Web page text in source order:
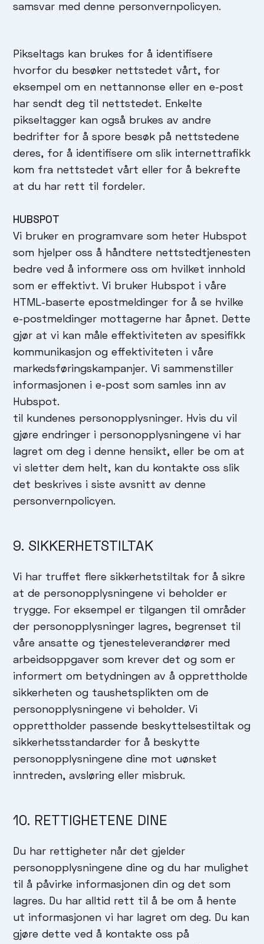
samsvar med denne personvernpolicyen.
Pikseltags kan brukes for å identifisere
hvorfor du besøker nettstedet vårt, for
eksempel om en nettannonse eller en e-post
har sendt deg til nettstedet. Enkelte
pikseltagger kan også brukes av andre
bedrifter for å spore besøk på nettstedene
deres, for å identifisere om slik internettrafikk
kom fra nettstedet vårt eller for å bekrefte
at du har rett til fordeler.
HUBSPOT
Vi bruker en programvare som heter Hubspot
som hjelper oss å håndtere nettstedtjenesten
bedre ved å informere oss om hvilket innhold
som er effektivt. Vi bruker Hubspot i våre
HTML-baserte epostmeldinger for å se hvilke
e-postmeldinger mottagerne har åpnet. Dette
gjør at vi kan måle effektiviteten av spesifikk
kommunikasjon og effektiviteten i våre
markedsføringskampanjer. Vi sammenstiller
informasjonen i e-post som samles inn av
Hubspot.
til kundenes personopplysninger. Hvis du vil
gjøre endringer i personopplysningene vi har
lagret om deg i denne hensikt, eller be om at
vi sletter dem helt, kan du kontakte oss slik
det beskrives i siste avsnitt av denne
personvernpolicyen.
9. SIKKERHETSTILTAK
Vi har truffet flere sikkerhetstiltak for å sikre
at de personopplysningene vi beholder er
trygge. For eksempel er tilgangen til områder
der personopplysninger lagres, begrenset til
våre ansatte og tjenesteleverandører med
arbeidsoppgaver som krever det og som er
informert om betydningen av å opprettholde
sikkerheten og taushetsplikten om de
personopplysningene vi beholder. Vi
opprettholder passende beskyttelsestiltak og
sikkerhetsstandarder for å beskytte
personopplysningene dine mot uønsket
inntreden, avsløring eller misbruk.
10. RETTIGHETENE DINE
Du har rettigheter når det gjelder
personopplysningene dine og du har mulighet
til å påvirke informasjonen din og det som
lagres. Du har alltid rett til å be om å hente
ut informasjonen vi har lagret om deg. Du kan
gjøre dette ved å kontakte oss på